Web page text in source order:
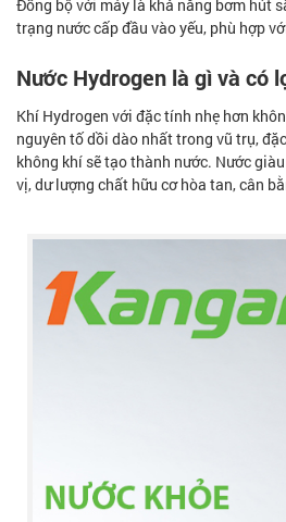
Đồng bộ với máy là khả năng bơm hút
trạng nước cấp đầu vào yếu, phù hợp
Nước Hydrogen là gì và có
Khí Hydrogen với đặc tính nhẹ hơn
nguyên tố dồi dào nhất trong vũ trụ,
không khí sẽ tạo thành nước. Nước
vị, dư lượng chất hữu cơ hòa tan, cân